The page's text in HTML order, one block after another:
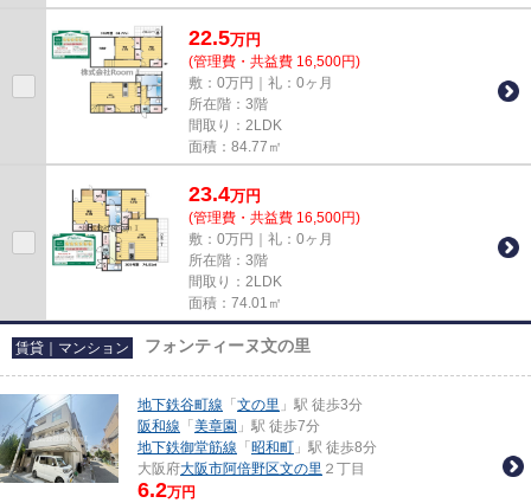
22.5万円
(管理費・共益費 16,500円)
敷：0万円｜礼：0ヶ月
所在階：3階
間取り：2LDK
面積：84.77㎡
23.4万円
(管理費・共益費 16,500円)
敷：0万円｜礼：0ヶ月
所在階：3階
間取り：2LDK
面積：74.01㎡
賃貸｜マンション フォンティーヌ文の里
地下鉄谷町線 「 文の里 」駅 徒歩3分
阪和線 「 美章園 」駅 徒歩7分
地下鉄御堂筋線 「 昭和町 」駅 徒歩8分
大阪府大阪市阿倍野区文の里 ２丁目
6.2万円